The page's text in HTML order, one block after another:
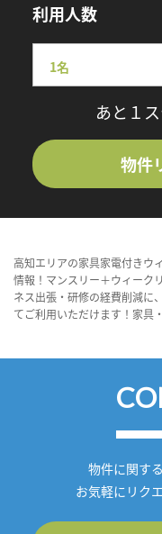
利用人数
あと１
物件
高知エリアの家具家電付きウ
情報！マンスリー＋ウィーク
ネス出張・研修の経費削減に
てご利用いただけます！家具
物件に関す
お気軽にリク